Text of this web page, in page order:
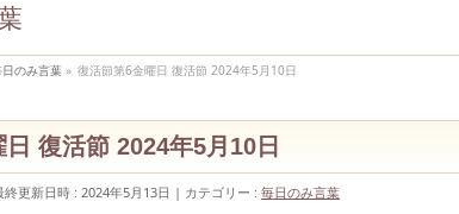
のみ言葉 » 復活節第6金曜日 復活節 2024年5月10日
復活節 2024年5月10日
終更新日時 : 2024年5月13日 カテゴリー : 毎日のみ言葉